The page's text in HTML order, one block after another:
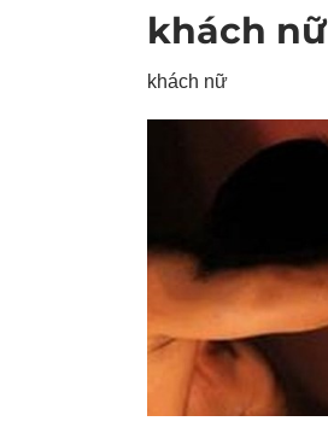
khách nữ
khách nữ